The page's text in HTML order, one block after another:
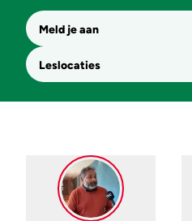
Meld je aan
Leslocaties